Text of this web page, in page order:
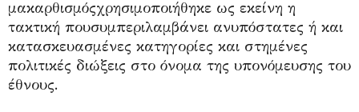
μακαρθισμόςχρησιμοποιήθηκε ως εκείνη η
τακτική πουσυμπεριλαμβάνει ανυπόστατες ή και
κατασκευασμένες κατηγορίες και στημένες
πολιτικές διώξεις στο όνομα της υπονόμευσης του
έθνους.